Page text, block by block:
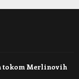
tokom Merlinovih